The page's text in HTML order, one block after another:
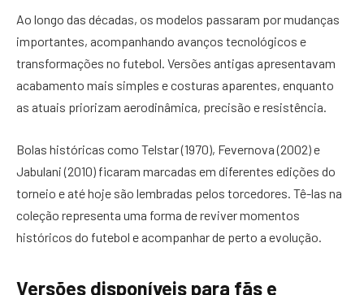
Ao longo das décadas, os modelos passaram por mudanças
importantes, acompanhando avanços tecnológicos e
transformações no futebol. Versões antigas apresentavam
acabamento mais simples e costuras aparentes, enquanto
as atuais priorizam aerodinâmica, precisão e resistência.
Bolas históricas como Telstar (1970), Fevernova (2002) e
Jabulani (2010) ficaram marcadas em diferentes edições do
torneio e até hoje são lembradas pelos torcedores. Tê-las na
coleção representa uma forma de reviver momentos
históricos do futebol e acompanhar de perto a evolução.
Versões disponíveis para fãs e